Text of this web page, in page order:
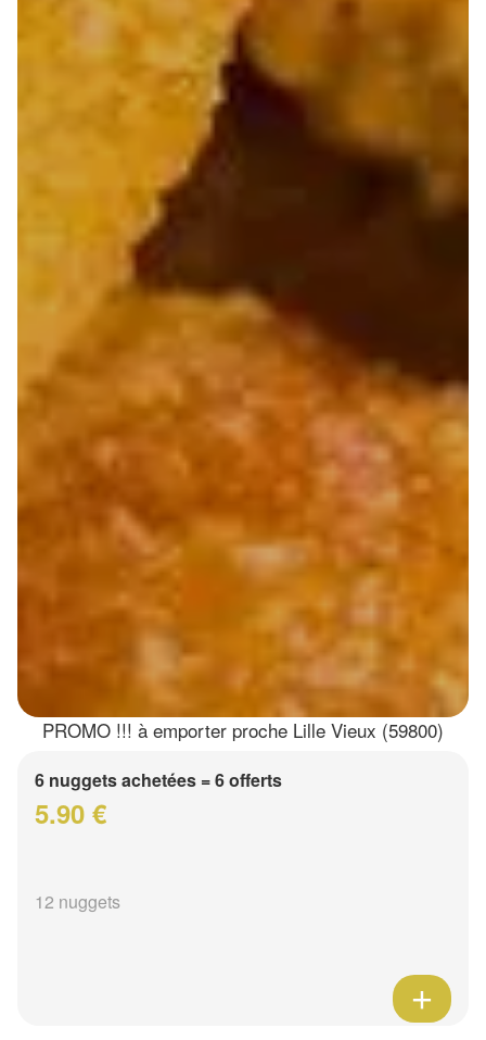
PROMO !!! à emporter proche Lille Vieux (59800)
6 nuggets achetées = 6 offerts
5.90 €
12 nuggets